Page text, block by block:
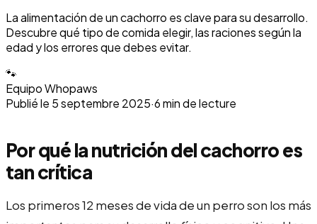
La alimentación de un cachorro es clave para su desarrollo.
Descubre qué tipo de comida elegir, las raciones según la
edad y los errores que debes evitar.
🐾
Equipo Whopaws
Publié le 5 septembre 2025·6min de lecture
Por qué la nutrición del cachorro es
tan crítica
Los primeros 12 meses de vida de un perro son los más